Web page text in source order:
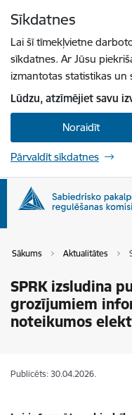
Sīkdatnes
Lai šī tīmekļvietne
sīkdatnes. Ar Jūsu
izmantotas statistikas un
Lūdzu, atzīmējiet savu
Noraidīt
Pārvaldīt sīkdatnes
Sākums Aktualitātes
SPRK izsludina
grozījumiem
noteikumos
Publicēts: 30.04.2026.